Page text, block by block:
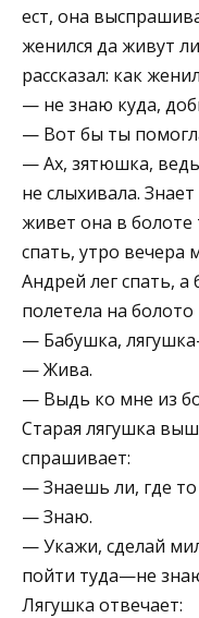
ест, она
женился да живут
рассказал: как
— не знаю куда,
— Вот бы ты
— Ах, зятюшка,
не слыхивала.
живет она в болоте
спать, утро вечера
Андрей лег спать, а
полетела на болото
— Бабушка,
— Жива.
— Выдь ко мне из
Старая лягушка
спрашивает:
— Знаешь ли, где
— Знаю.
— Укажи, сделай
пойти туда—не
Лягушка отвечает: